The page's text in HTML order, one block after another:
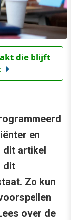
die blijft
en
dit artikel
dit
Zo kun
over de